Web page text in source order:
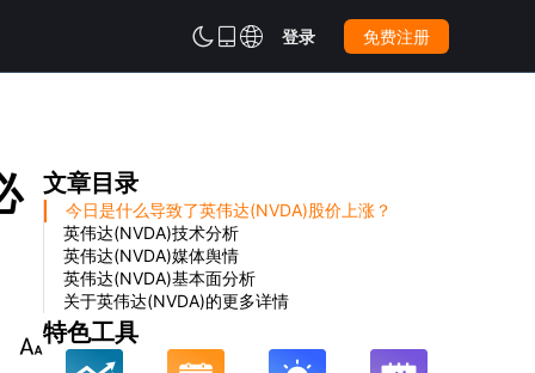
 登录 免费注册

文章目录
今日是什么导致了英伟达(NVDA)股价上涨？
英伟达(NVDA)技术分析
英伟达(NVDA)媒体舆情
英伟达(NVDA)基本面分析
关于英伟达(NVDA)的更多详情
特色工具